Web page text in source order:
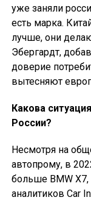
уже заняли
есть марка.
лучше, они
Эбергардт,
доверие
вытесняют
Какова
России?
Несмотря на
автопрому, в
больше BMW
аналитиков Car